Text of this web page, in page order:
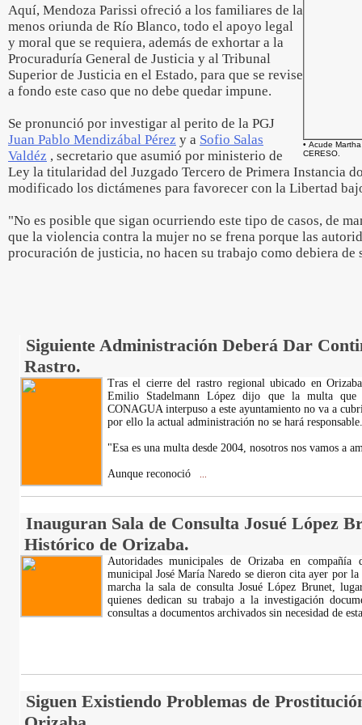
• Acude
CERESO.
Aquí, Mendoza Parissi ofreció a los familiares de la
menos oriunda de Río Blanco, todo el apoyo legal
y moral que se requiera, además de exhortar a la
Procuraduría General de Justicia y al Tribunal
Superior de Justicia en el Estado, para que se revise
a fondo este caso que no debe quedar impune.
Se pronunció por investigar al perito de la PGJ
Juan Pablo Mendizábal Pérez y a Sofio Salas
Valdéz , secretario que asumió por ministerio de
Ley la titularidad del Juzgado Tercero de Primera Instancia
modificado los dictámenes para favorecer con la Libertad
"No es posible que sigan ocurriendo este tipo de casos, de
que la violencia contra la mujer no se frena porque las
procuración de justicia, no hacen su trabajo como debiera de
Siguiente Administración Deberá Dar
Rastro.
Tras el cierre del rastro regional ubicado en
Emilio Stadelmann López dijo que la multa
CONAGUA interpuso a este ayuntamiento no va a
por ello la actual administración no se hará responsable.
"Esa es una multa desde 2004, nosotros nos vamos a
Aunque reconoció
Inauguran Sala de Consulta Josué López
Histórico de Orizaba.
Autoridades municipales de Orizaba en
municipal José María Naredo se dieron cita ayer por
marcha la sala de consulta Josué López Brunet,
quienes dedican su trabajo a la investigación
consultas a documentos archivados sin necesidad de
Siguen Existiendo Problemas de